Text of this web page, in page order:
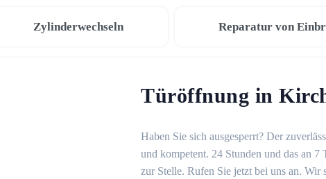
Zylinderwechseln Reparatur von
Türöffnung in
Haben Sie sich ausgesperrt? Der
und kompetent. 24 Stunden und das an 7
zur Stelle. Rufen Sie jetzt bei uns an.